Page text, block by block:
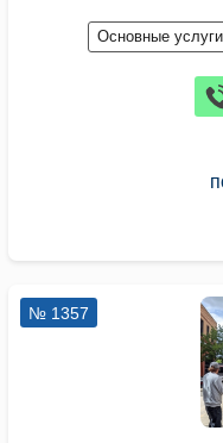
Основные услуги
№ 1357